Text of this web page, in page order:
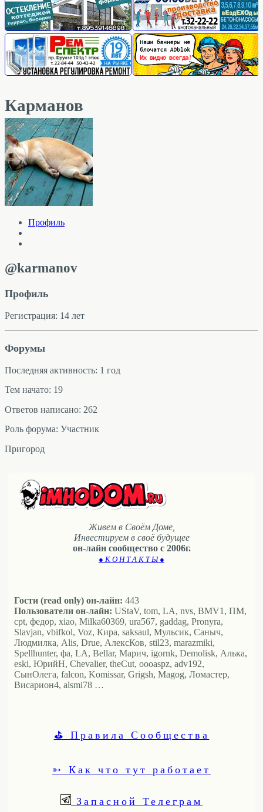
Карманов
Профиль
@karmanov
Профиль
Регистрация: 14 лет
Форумы
Последняя активность: 1 год
Тем начато: 19
Ответов написано: 262
Роль форума: Участник
Пригород
Живем в Своём Доме,
Инвестируем в своё будущее
он-лайн сообщество с 2006г.
● К О Н Т А К Т Ы ●
Гости (read only) он-лайн: 443
Пользователи он-лайн: UStaV, tom, LA, nvs, BMV1, ПМ,
cpt, федор, xiao, Milka60369, ura567, gaddag, Pronyra,
Slavjan, vbifkol, Voz, Кира, saksaul, Мульсик, Саныч,
Людмилка, Alis, Drue, АлексКов, stil23, marazmiki,
Spellhunter, фа, LA, Bellar, Марич, igornk, Demolisk, Алька,
eski, ЮрийН, Chevalier, theCut, oooaspz, adv192,
СынОлега, falcon, Komissar, Grigsh, Magog, Ломастер,
Висариoн4, alsmi78 …
⛳ Правила Сообщества
➳ Как что тут работает
Запасной Телеграм